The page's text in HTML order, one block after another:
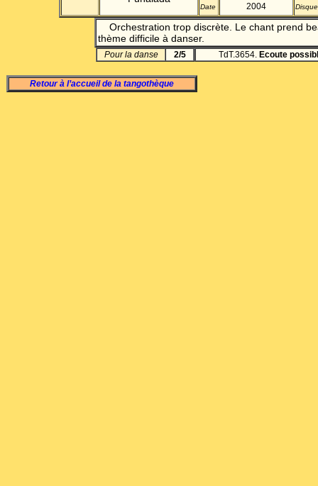
Date 2004 Disque
Orchestration trop discrète. Le chant prend
thème difficile à danser.
Pour la danse 2/5 TdT.3654. Ecoute
Retour à l’accueil de la tangothèque